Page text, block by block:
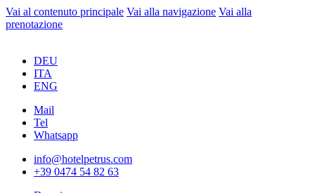
Vai al contenuto principale Vai alla navigazione Vai alla
prenotazione
DEU
ITA
ENG
Mail
Tel
Whatsapp
info@hotelpetrus.com
+39 0474 54 82 63